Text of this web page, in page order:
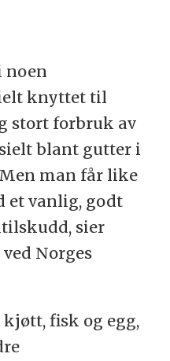
noen
knyttet til
stort forbruk av
blant gutter i
man får like
et vanlig, godt
sier
Norges
fisk og egg,